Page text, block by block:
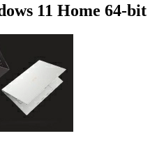
11 Home 64-bit